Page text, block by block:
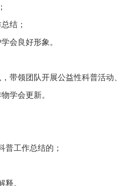
结；
会良好形象。
带领团队开展公益性科普活动、
学会更新。
普工作总结的；
释。